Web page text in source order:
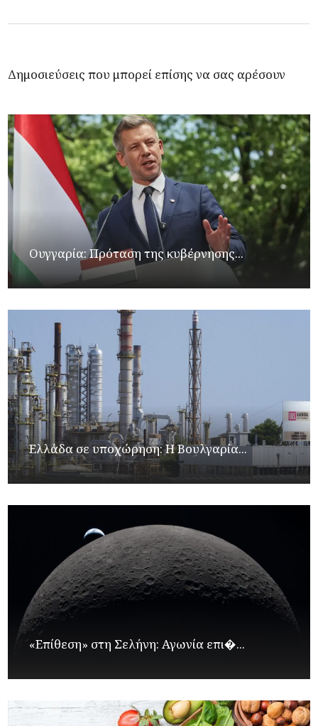
Δημοσιεύσεις που μπορεί επίσης να σας αρέσουν
Ουγγαρία: Πρόταση της κυβέρνησης...
Ελλάδα σε υποχώρηση: Η Βουλγαρία...
«Επίθεση» στη Σελήνη: Αγωνία επι�...